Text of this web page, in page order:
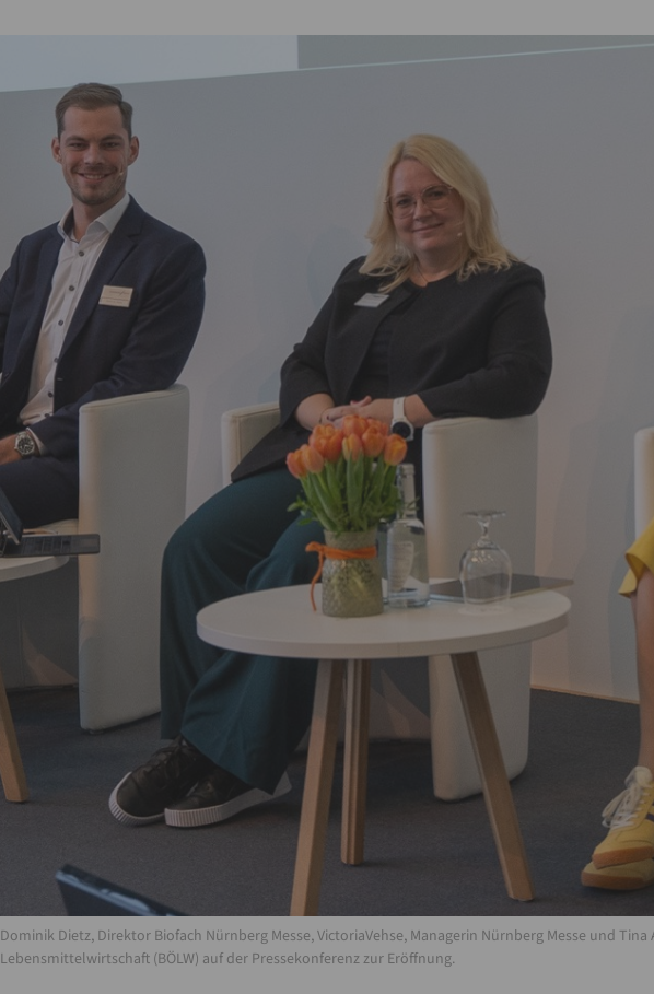
Dominik Dietz, Direktor Biofach Nürnberg Messe, VictoriaVehse, Managerin Nürnberg Messe und
Lebensmittelwirtschaft (BÖLW) auf der Pressekonferenz zur Eröffnung.